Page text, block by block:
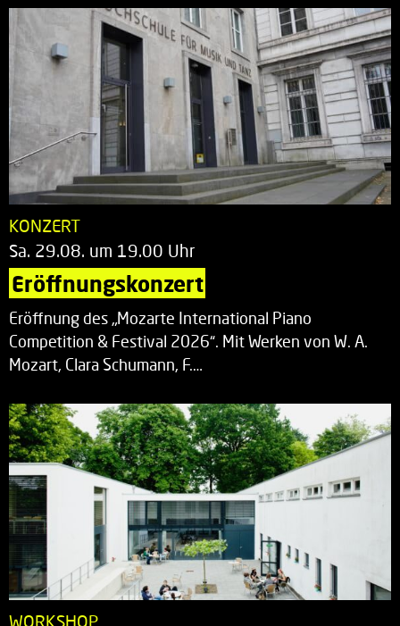
KONZERT
Sa. 29.08. um 19.00 Uhr
Eröffnungskonzert
Eröffnung des „Mozarte International Piano
Competition & Festival 2026“. Mit Werken von W. A.
Mozart, Clara Schumann, F.…
WORKSHOP